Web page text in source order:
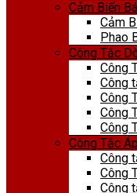
Cảm Biến
Cảm
Phao
Công Tắc
Công
Công
Công
Công
Công
Công Tắc
Công
Công
Công